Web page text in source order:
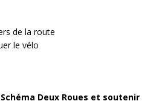
de la route
le vélo
Deux Roues et soutenir